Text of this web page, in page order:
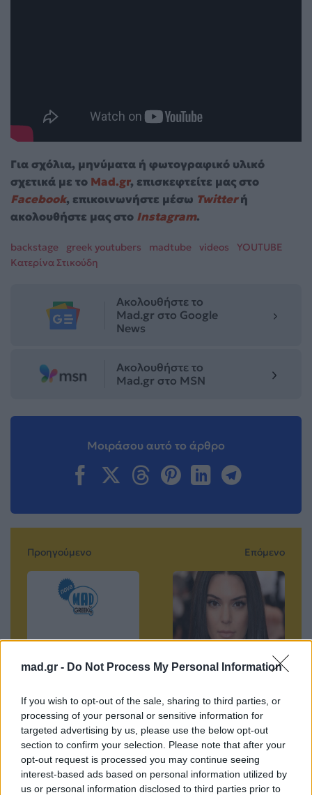
mad.gr - Do Not Process My Personal Information
If you wish to opt-out of the sale, sharing to third parties, or
processing of your personal or sensitive information for
targeted advertising by us, please use the below opt-out
section to confirm your selection. Please note that after your
opt-out request is processed you may continue seeing
interest-based ads based on personal information utilized by
us or personal information disclosed to third parties prior to
Για σχόλια, μηνύματα ή φωτογραφικό υλικό
σχετικά με το Mad.gr, επισκεφτείτε μας στο
Facebook, επικοινωνήστε μέσω Twitterή
ακολουθήστε μας στο Instagram.
backstage greek youtubers madtube videos
YOUTUBE
Κατερίνα Στικούδη
Ακολουθήστε το
Mad.gr στο Google
News
Ακολουθήστε το
Mad.gr στο MSN
Μοιράσου αυτό το άρθρο
Προηγούμενο
Mad Greekz Top 10
15.03.2016
Επόμενο
Kendal Jenner:
στο πιο σεξι
βίντεοκλιπ για
γνωστή εταιρία
εσωρούχων!
15.03.2016